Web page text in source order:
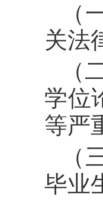
（
关法
（
学位
等严
（
毕业